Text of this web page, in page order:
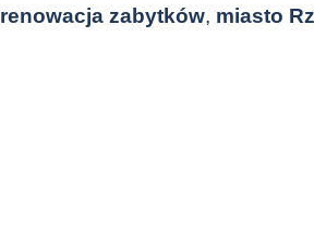
renowacja zabytków, miasto